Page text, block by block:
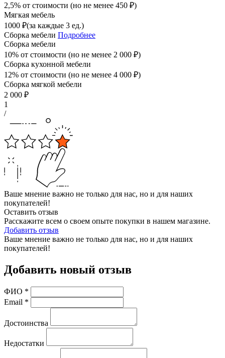
2,5% от стоимости (но не менее 450 ₽)
Мягкая мебель
1000 ₽(за каждые 3 ед.)
Сборка мебели Подробнее
Сборка мебели
10% от стоимости (но не менее 2 000 ₽)
Сборка кухонной мебели
12% от стоимости (но не менее 4 000 ₽)
Сборка мягкой мебели
2 000 ₽
1
/
Ваше мнение важно не только для нас, но и для наших
покупателей!
Оставить отзыв
Расскажите всем о своем опыте покупки в нашем магазине.
Добавить отзыв
Ваше мнение важно не только для нас, но и для наших
покупателей!
Добавить новый отзыв
ФИО *
Email *
Достоинства
Недостатки